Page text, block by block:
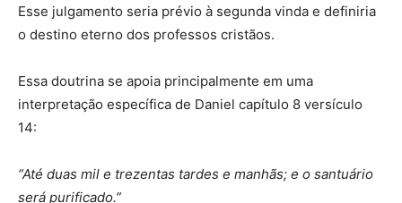
Esse julgamento seria prévio à segunda vinda e definiria
o destino eterno dos professos cristãos.
Essa doutrina se apoia principalmente em uma
interpretação específica de Daniel capítulo 8 versículo
14:
“Até duas mil e trezentas tardes e manhãs; e o santuário
será purificado.”